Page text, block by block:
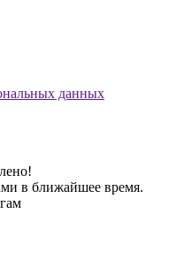
данных
в ближайшее время.